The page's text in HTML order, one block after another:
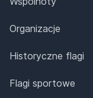
Organizacje
Historyczne flagi
Flagi sportowe